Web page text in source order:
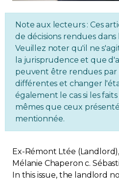
Regulation
Condo
Environment
Various
Rebates APQ
App APQ
Media
Note aux lecteurs : Ces
de décisions rendues dans
Veuillez noter qu'il ne
la jurisprudence et que
peuvent être rendues par
différentes et changer
également le cas si les
mêmes que ceux
mentionnée.
Ex-Rémont Ltée
Mélanie Chaperon c.
In this issue, the landlord